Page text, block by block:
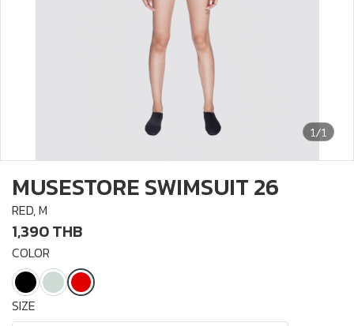
1/1
MUSESTORE SWIMSUIT 26
RED, M
1,390 THB
COLOR
SIZE